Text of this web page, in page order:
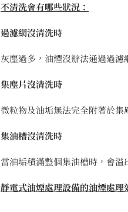
不清洗會有哪些狀況：
過濾網沒清洗時
灰塵過多，油煙沒辦法通過過濾
集塵片沒清洗時
微粒物及油垢無法完全附著於集
集油槽沒清洗時
當油垢積滿整個集油槽時，會溢
靜電式油煙處理設備的油煙處理